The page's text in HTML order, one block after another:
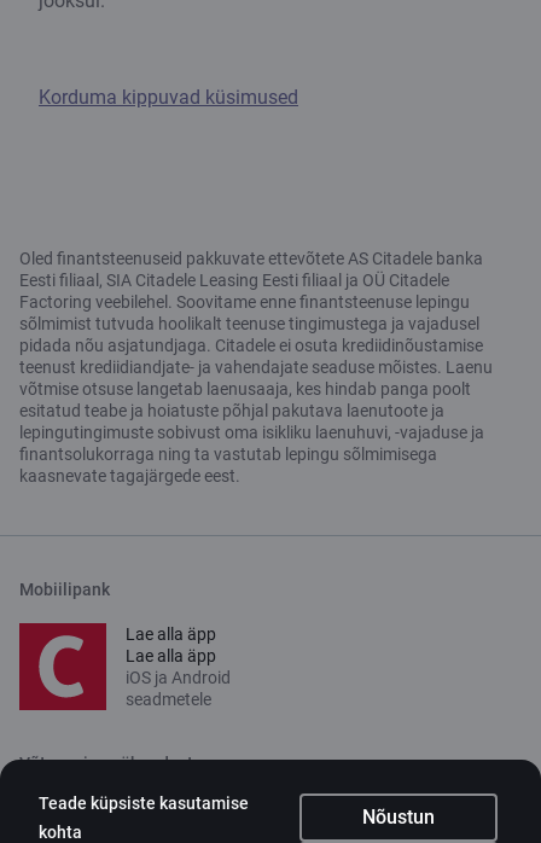
Teade küpsiste kasutamise
kohta
Nõustun
Korduma kippuvad küsimused
Oled finantsteenuseid pakkuvate ettevõtete AS Citadele banka
Eesti filiaal, SIA Citadele Leasing Eesti filiaal ja OÜ Citadele
Factoring veebilehel. Soovitame enne finantsteenuse lepingu
sõlmimist tutvuda hoolikalt teenuse tingimustega ja vajadusel
pidada nõu asjatundjaga. Citadele ei osuta krediidinõustamise
teenust krediidiandjate- ja vahendajate seaduse mõistes. Laenu
võtmise otsuse langetab laenusaaja, kes hindab panga poolt
esitatud teabe ja hoiatuste põhjal pakutava laenutoote ja
lepingutingimuste sobivust oma isikliku laenuhuvi, -vajaduse ja
finantsolukorraga ning ta vastutab lepingu sõlmimisega
kaasnevate tagajärgede eest.
Mobiilipank
Lae alla äpp
Lae alla äpp
iOS ja Android
seadmetele
Võta meiega ühendust
Kontakt